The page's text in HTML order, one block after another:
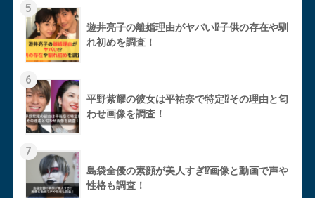
5
遊井亮子の離婚理由がヤバい⁉︎子供の存在や馴
れ初めを調査！
6
平野紫耀の彼女は平祐奈で特定⁉︎その理由と匂
わせ画像を調査！
7
島袋全優の素顔が美人すぎ⁉︎画像と動画で声や
性格も調査！